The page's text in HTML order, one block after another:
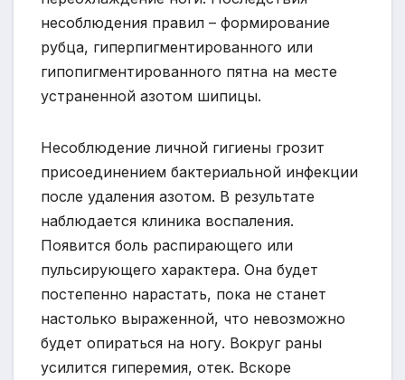
несоблюдения правил – формирование
рубца, гиперпигментированного или
гипопигментированного пятна на месте
устраненной азотом шипицы.
Несоблюдение личной гигиены грозит
присоединением бактериальной инфекции
после удаления азотом. В результате
наблюдается клиника воспаления.
Появится боль распирающего или
пульсирующего характера. Она будет
постепенно нарастать, пока не станет
настолько выраженной, что невозможно
будет опираться на ногу. Вокруг раны
усилится гиперемия, отек. Вскоре